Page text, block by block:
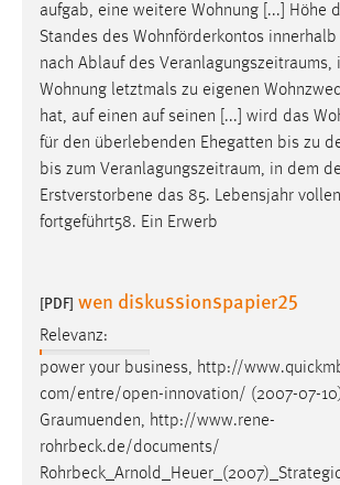
aufgab, eine weitere Wohnung [...] Höhe
Standes des Wohnförderkontos innerhalb
nach Ablauf des Veranlagungszeitraums,
Wohnung letztmals zu eigenen
hat, auf einen auf seinen [...] wird das
für den überlebenden Ehegatten bis zu
bis zum Veranlagungszeitraum, in dem
Erstverstorbene das 85. Lebensjahr
fortgeführt58. Ein Erwerb
[PDF] wen diskussionspapier25
Relevanz:
power your business, http://
com/entre/open-innovation/ (2007-07-
Graumuenden, http://www.rene-
rohrbeck.de/documents/